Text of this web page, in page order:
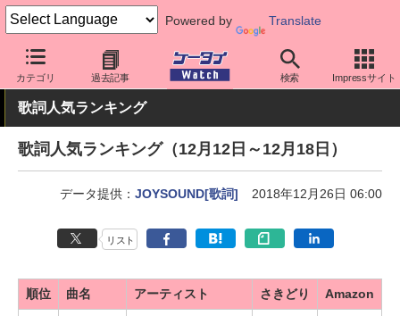
Powered by Translate
カテゴリ 過去記事 検索 Impressサイト
ケータイ Watch 業界動向 調査
歌詞人気ランキング
歌詞人気ランキング（12月12日～12月18日）
データ提供：JOYSOUND[歌詞] 2018年12月26日 06:00
リスト
順位 曲名 アーティスト さきどり Amazon